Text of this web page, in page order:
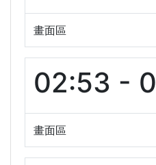
畫面區
02:53 -
畫面區